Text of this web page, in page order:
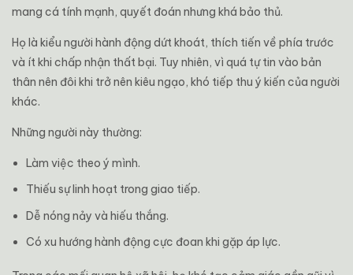
mang cá tính mạnh, quyết đoán nhưng khá bảo thủ.
Họ là kiểu người hành động dứt khoát, thích tiến về phía trước
và ít khi chấp nhận thất bại. Tuy nhiên, vì quá tự tin vào bản
thân nên đôi khi trở nên kiêu ngạo, khó tiếp thu ý kiến của người
khác.
Những người này thường:
Làm việc theo ý mình.
Thiếu sự linh hoạt trong giao tiếp.
Dễ nóng nảy và hiếu thắng.
Có xu hướng hành động cực đoan khi gặp áp lực.